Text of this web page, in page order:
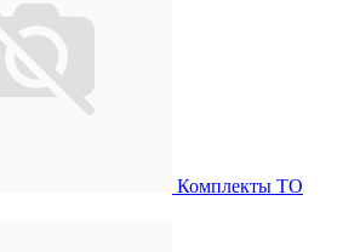
Комплекты ТО